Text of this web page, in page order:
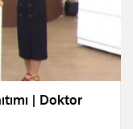
| Doktor